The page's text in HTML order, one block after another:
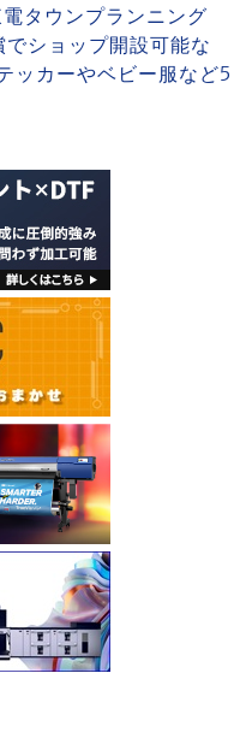
タウンプランニング
ショップ開設可能な
ッカーやベビー服など5